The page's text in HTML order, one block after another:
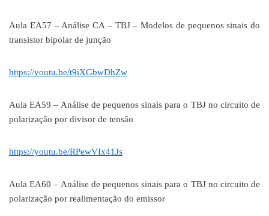
Aula EA57 – Análise CA – TBJ – Modelos de pequenos sinais do
transistor bipolar de junção
https://youtu.be/t9iXGbwDhZw
Aula EA59 – Análise de pequenos sinais para o TBJ no circuito de
polarização por divisor de tensão
https://youtu.be/RPewVIx41Js
Aula EA60 – Análise de pequenos sinais para o TBJ no circuito de
polarização por realimentação do emissor